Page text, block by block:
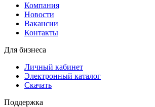
Компания
Новости
Вакансии
Контакты
Для бизнеса
Личный кабинет
Электронный каталог
Скачать
Поддержка